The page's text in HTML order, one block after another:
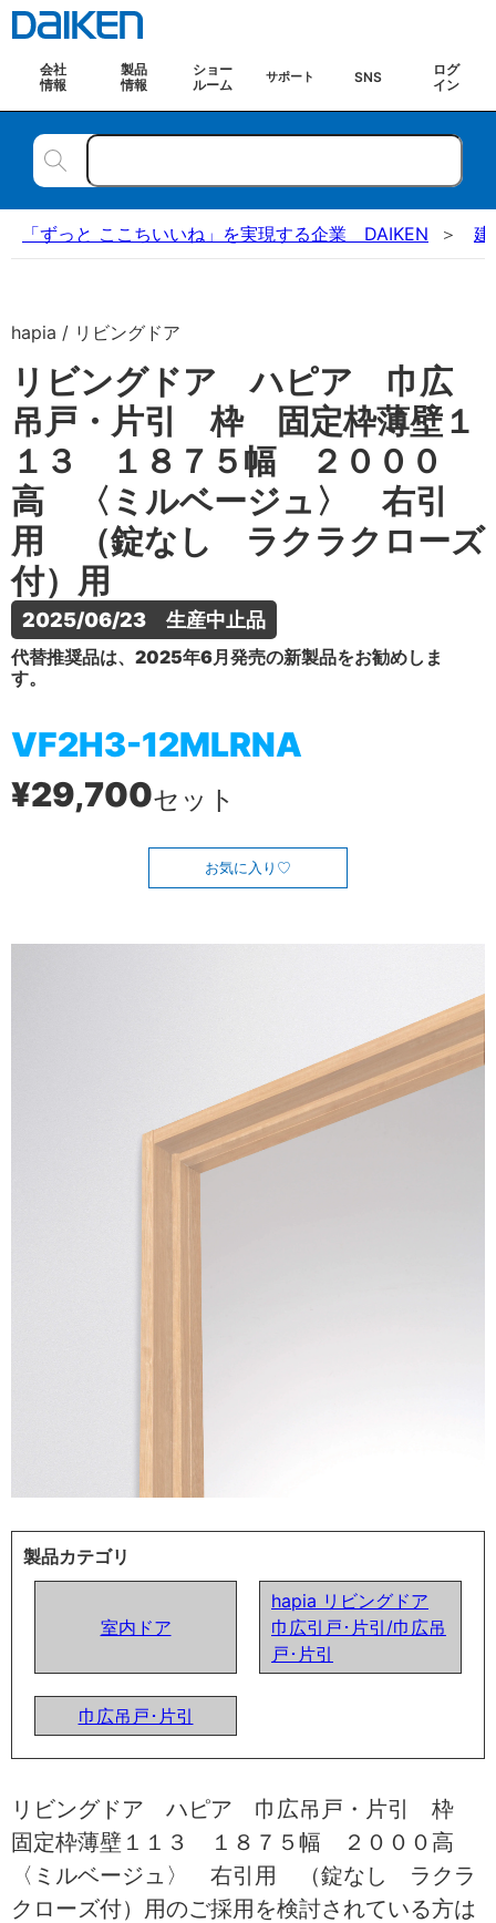
会社
情報
製品
情報
ショー
ルーム
サポート SNS
ログ
イン
「ずっと ここちいいね」を実現する企業 DAIKEN 建
hapia / リビングドア
リビングドア ハピア 巾広
吊戸・片引 枠 固定枠薄壁１
１３ １８７５幅 ２０００
高 〈ミルベージュ〉 右引
用 （錠なし ラクラクローズ
付）用
2025/06/23　生産中止品
代替推奨品は、2025年6月発売の新製品をお勧めしま
す。
VF2H3-12MLRNA
¥29,700セット
お気に入り
製品カテゴリ
室内ドア
hapia リビングドア
巾広引戸･片引/巾広吊
戸･片引
巾広吊戸･片引
リビングドア ハピア 巾広吊戸・片引 枠
固定枠薄壁１１３ １８７５幅 ２０００高
〈ミルベージュ〉 右引用 （錠なし ラクラ
クローズ付）用のご採用を検討されている方は